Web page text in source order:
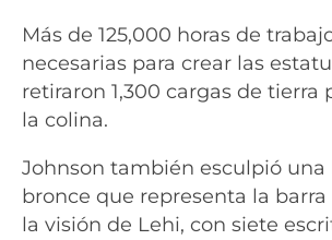
Más de 125,000 horas de
necesarias para crear las
retiraron 1,300 cargas de tierra
la colina.
Johnson también esculpió una
bronce que representa la
la visión de Lehi, con siete